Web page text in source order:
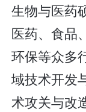
生物与医药
医药、食品
环保等众多
域技术开发
术攻关与改